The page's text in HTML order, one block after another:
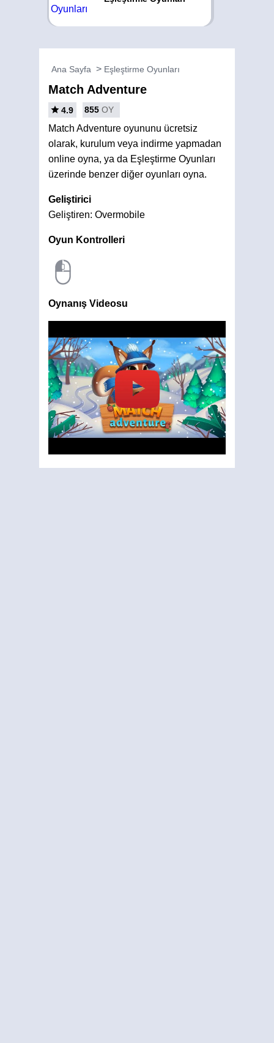
Ana Sayfa Eşleştirme Oyunları
Match Adventure
4.9 855 OY
Match Adventure oyununu ücretsiz
olarak, kurulum veya indirme yapmadan
online oyna, ya da Eşleştirme Oyunları
üzerinde benzer diğer oyunları oyna.
Geliştirici
Geliştiren: Overmobile
Oyun Kontrolleri
Oynanış Videosu